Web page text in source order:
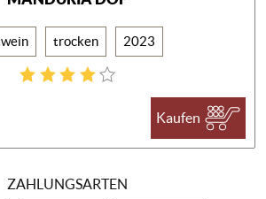
trocken 2023
Kaufen
ZAHLUNGSARTEN